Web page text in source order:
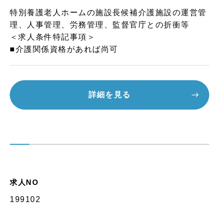
特別養護老人ホームの施設長候補介護施設の運営管
理、人事管理、労務管理、監督官庁との折衝等
＜求人条件特記事項＞
■介護関係資格があれば尚可
詳細を見る
求人NO
199102